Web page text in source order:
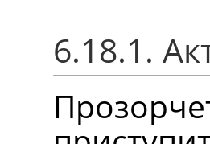
6.18.1.